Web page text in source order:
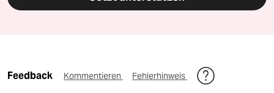
Feedback Kommentieren Fehlerhinweis